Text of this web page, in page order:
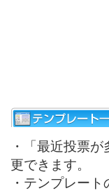
・「最近投票
更できます。
・テンプレー